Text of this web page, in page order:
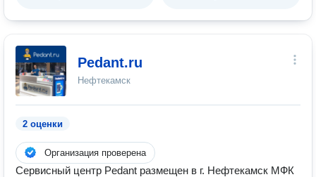
Pedant.ru
Нефтекамск
2 оценки
Организация проверена
Сервисный центр Pedant размещен в г. Нефтекамск МФК